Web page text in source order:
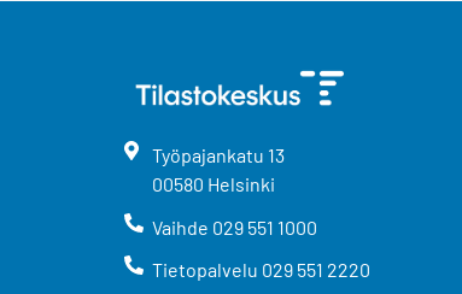
Työpajankatu 13
00580 Helsinki
Vaihde 029 551 1000
Tietopalvelu 029 551 2220